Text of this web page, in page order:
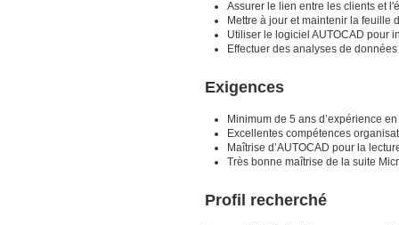
Assurer le lien entre les clients et
Mettre à jour et maintenir la feuille
Utiliser le logiciel AUTOCAD pour
Effectuer des analyses de
Exigences
Minimum de 5 ans d’expérience
Excellentes compétences
Maîtrise d’AUTOCAD pour la
Très bonne maîtrise de la suite
Profil recherché